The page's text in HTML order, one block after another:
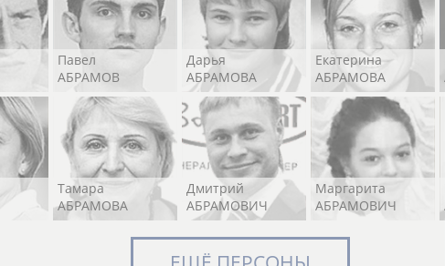
Павел
АБРАМОВ
Дарья
АБРАМОВА
Екатерина
АБРАМОВА
Тамара
АБРАМОВА
Дмитрий
АБРАМОВИЧ
Маргарита
АБРАМОВИЧ